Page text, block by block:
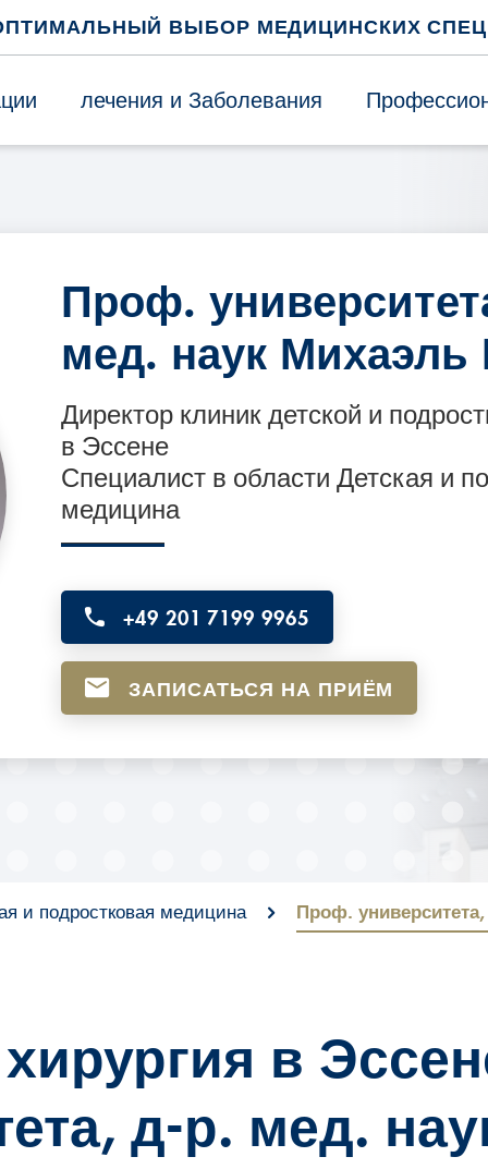
ВЫБОР МЕДИЦИНСКИХ
лечения и Заболевания
Проф.
мед. наук Михаэль
Директор клиник детской и
в Эссене
Специалист в области Детская и
медицина
+49 201 7199 9965
ЗАПИСАТЬСЯ НА ПРИЁМ
и подростковая медицина Проф.
хирургия в
д-р. мед.